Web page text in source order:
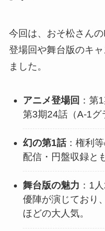
今回は、おそ松さん
登場回や舞台版のキ
ました。
アニメ登場回 ：第
第3期24話（A-1グ
幻の第1話：権利
配信・円盤収録と
舞台版の魅力 ：1
優陣が演じており
ほどの大人気。